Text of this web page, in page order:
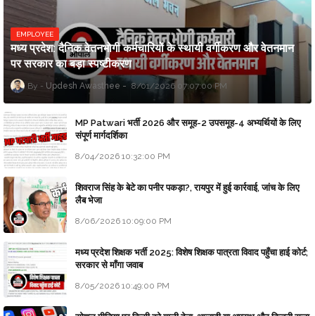
EMPLOYEE
मध्य प्रदेश: दैनिक वेतनभोगी कर्मचारियों के स्थायी वर्गीकरण और वेतनमान
पर सरकार का बड़ा स्पष्टीकरण
Updesh Awasthee 8/01/2026 07:07:00 PM
MP Patwari भर्ती 2026 और समूह-2 उपसमूह-4 अभ्यर्थियों के लिए
संपूर्ण मार्गदर्शिका
8/04/2026 10:32:00 PM
शिवराज सिंह के बेटे का पनीर पकड़ा?, रायपुर में हुई कार्रवाई, जांच के लिए
लैब भेजा
8/06/2026 10:09:00 PM
मध्य प्रदेश शिक्षक भर्ती 2025: विशेष शिक्षक पात्रता विवाद पहुँचा हाई कोर्ट;
सरकार से माँगा जवाब
8/05/2026 10:49:00 PM